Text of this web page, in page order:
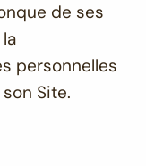
de ses
personnelles
Site.